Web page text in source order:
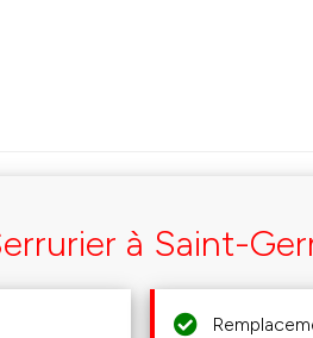
à Saint-